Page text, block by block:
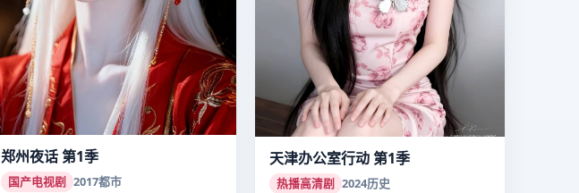
郑州夜话 第1季
国产电视剧 2017都市
天津办公室行动 第1季
热播高清剧 2024历史